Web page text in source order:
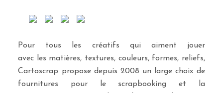
Pour tous les créatifs qui aiment jouer
avec les matières, textures, couleurs, formes, reliefs,
Cartoscrap propose depuis 2008 un large choix de
fournitures pour le scrapbooking et la